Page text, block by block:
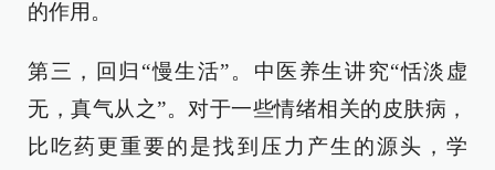
的作用。
第三，回归“慢生活”。中医养生讲究“恬淡虚
无，真气从之”。对于一些情绪相关的皮肤病，
比吃药更重要的是找到压力产生的源头，学